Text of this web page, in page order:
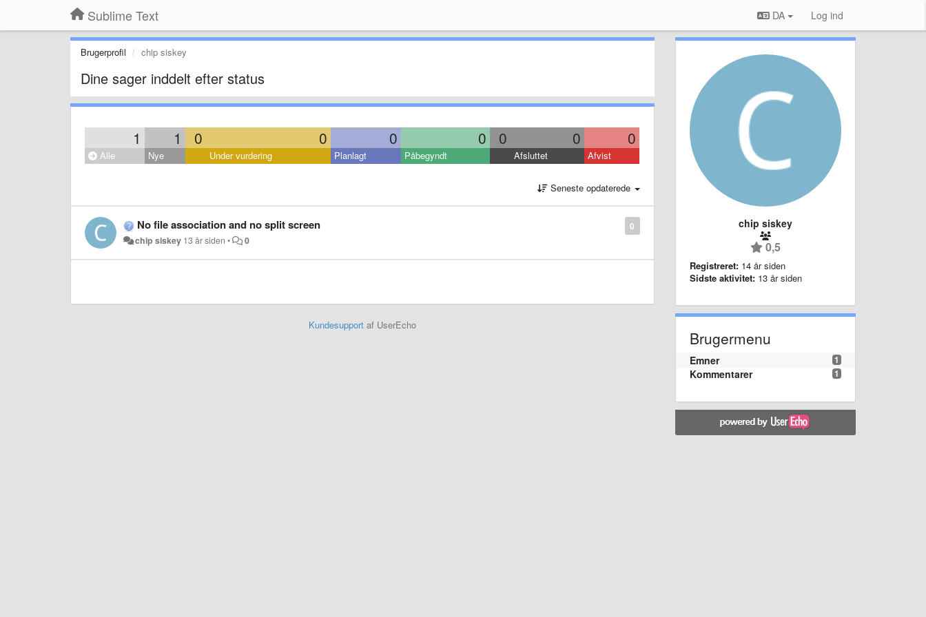
Sublime Text DA Log ind
Brugerprofil chip siskey
Dine sager inddelt efter status
1 1 0 0 0 0 0 0 0
Alle Nye Under vurdering Planlagt Påbegyndt Afsluttet Afvist
Seneste opdaterede
0
No file association and no split screen
chip siskey 13 år siden • 0
Kundesupportaf UserEcho
chip siskey
0,5
Registreret: 14 år siden
Sidste aktivitet: 13 år siden
Brugermenu
1
Emner
1
Kommentarer